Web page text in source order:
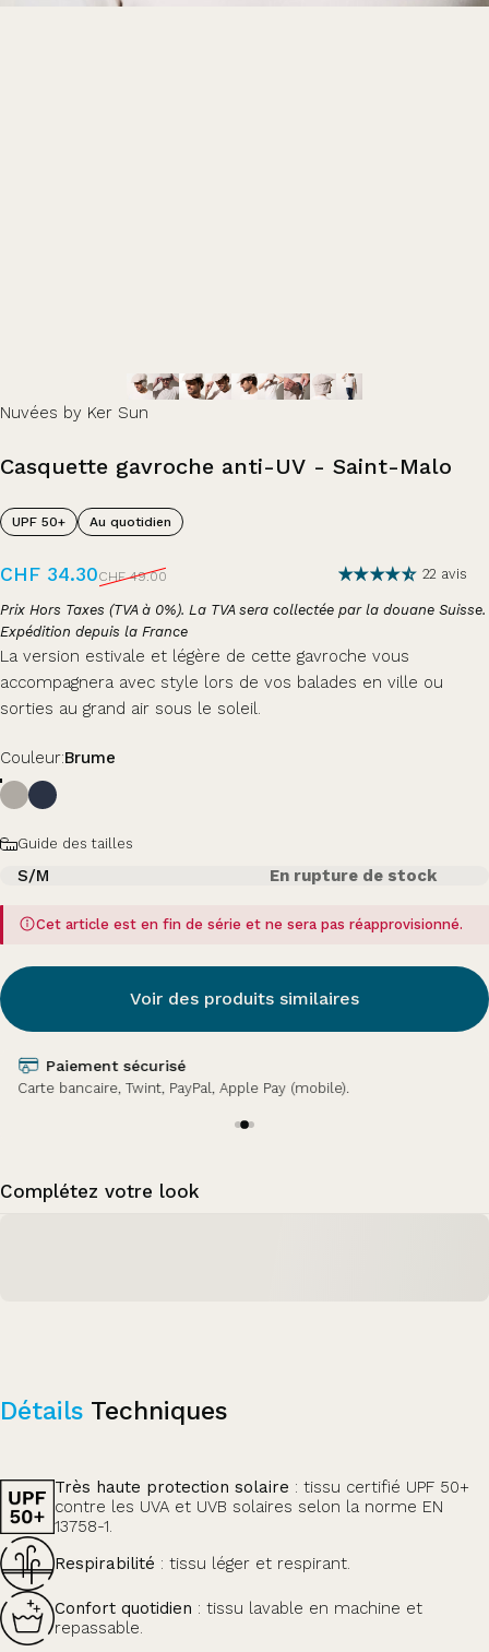
Nuvées by Ker Sun
Casquette gavroche anti-UV - Saint-Malo
UPF 50+ Au quotidien
Prix promotionnel
CHF 34.30
Prix habituelCHF 49.00 22 avis
Prix Hors Taxes (TVA à 0%). La TVA sera collectée par la douane Suisse.
Expédition depuis la France
La version estivale et légère de cette gavroche vous
accompagnera avec style lors de vos balades en ville ou
sorties au grand air sous le soleil.
Couleur
Couleur:Brume
TailleGuide des tailles
S/M En rupture de stock
Cet article est en fin de série et ne sera pas réapprovisionné.
Voir des produits similaires
Paiement sécurisé
Carte bancaire, Twint, PayPal, Apple Pay (mobile).
Complétez votre look
Détails Techniques
Très haute protection solaire : tissu certifié UPF 50+
contre les UVA et UVB solaires selon la norme EN
13758-1.
Respirabilité : tissu léger et respirant.
Confort quotidien : tissu lavable en machine et
repassable.